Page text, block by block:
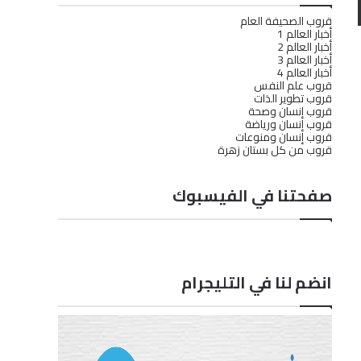
قروب الصحيفة العام
أخبار العالم 1
أخبار العالم 2
أخبار العالم 3
أخبار العالم 4
قروب علم النفس
قروب تطوير الذات
قروب إنسان وصحة
قروب إنسان ورياضة
قروب إنسان ومنوعات
قروب من كل بستان زهرة
صفحتنا في الفيسبوك
انضم لنا في التليجرام